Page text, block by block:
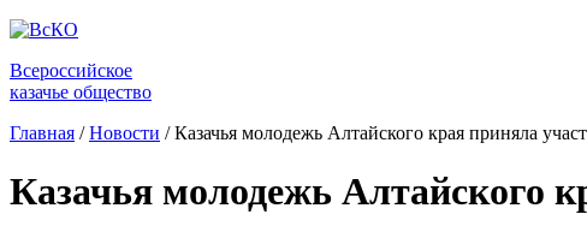
Всероссийское
казачье общество
Главная / Новости / Казачья молодежь Алтайского края приняла
Казачья молодежь Алтайского